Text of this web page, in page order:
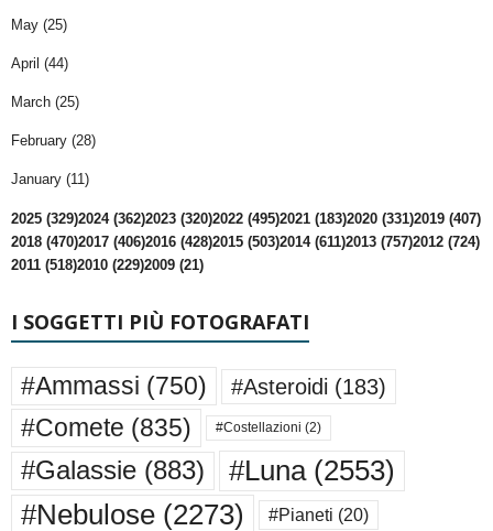
May (25)
April (44)
March (25)
February (28)
January (11)
2025 (329)2024 (362)2023 (320)2022 (495)2021 (183)2020 (331)2019 (407)
2018 (470)2017 (406)2016 (428)2015 (503)2014 (611)2013 (757)2012 (724)
2011 (518)2010 (229)2009 (21)
I SOGGETTI PIÙ FOTOGRAFATI
#Ammassi (750) #Asteroidi (183)
#Comete (835) #Costellazioni (2)
#Galassie (883) #Luna(2553)
#Nebulose (2273) #Pianeti (20)